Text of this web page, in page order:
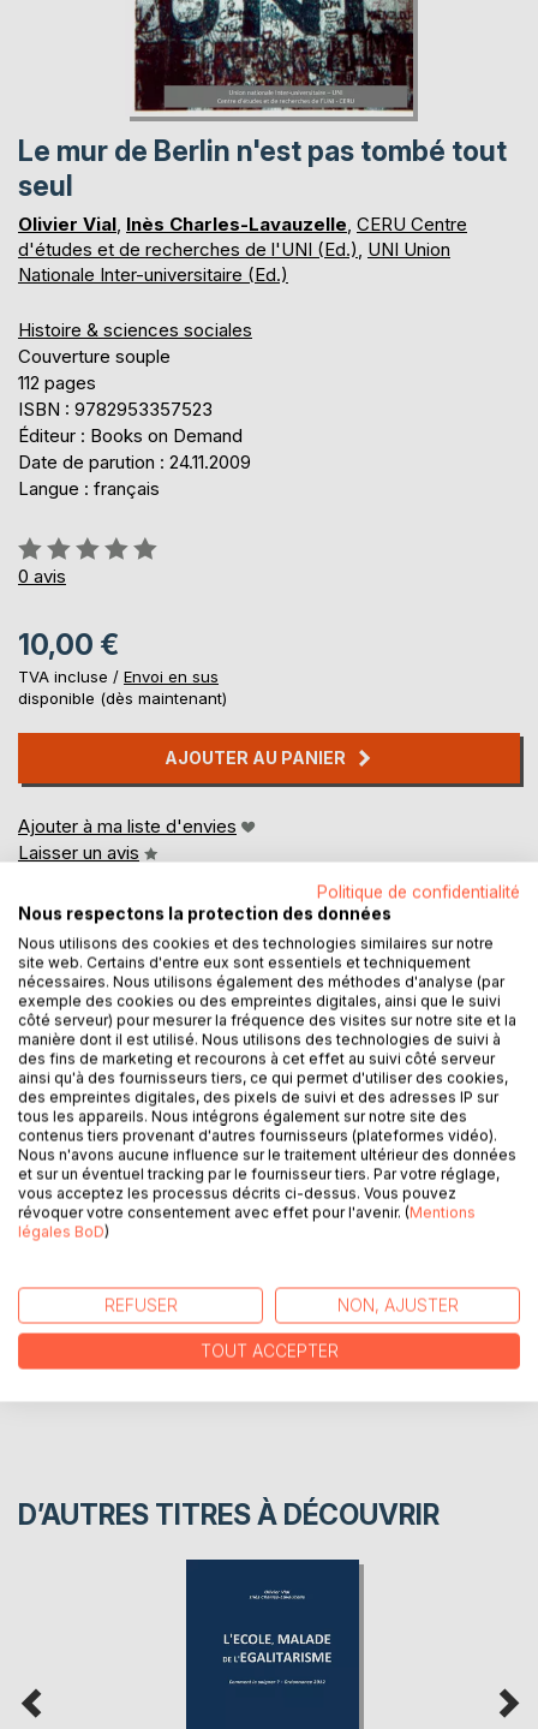
Le mur de Berlin n'est pas tombé tout
seul
Olivier Vial, Inès Charles-Lavauzelle, CERU Centre
d'études et de recherches de l'UNI (Ed.), UNI Union
Nationale Inter-universitaire (Ed.)
Histoire & sciences sociales
Couverture souple
112 pages
ISBN : 9782953357523
Éditeur : Books on Demand
Date de parution : 24.11.2009
Langue : français
Évaluation:
0%
0 avis
10,00 €
TVA incluse / Envoi en sus
disponible (dès maintenant)
AJOUTER AU PANIER
Ajouter à ma liste d'envies
Laisser un avis
DESCRIPTION
Le 9 novembre 1989, le mur de Berlin entraînait dans sa
chute l'ensemble du bloc soviétique. Les militants de l'UNI
ont contribué par leurs actions à cet épilogue.
AUTEUR(S)
CRITIQUES PRESSE
D’AUTRES TITRES À DÉCOUVRIR
Politique de confidentialité
Nous respectons la protection des données
Nous utilisons des cookies et des technologies similaires sur notre
site web. Certains d'entre eux sont essentiels et techniquement
nécessaires. Nous utilisons également des méthodes d'analyse (par
exemple des cookies ou des empreintes digitales, ainsi que le suivi
côté serveur) pour mesurer la fréquence des visites sur notre site et la
manière dont il est utilisé. Nous utilisons des technologies de suivi à
des fins de marketing et recourons à cet effet au suivi côté serveur
ainsi qu'à des fournisseurs tiers, ce qui permet d'utiliser des cookies,
des empreintes digitales, des pixels de suivi et des adresses IP sur
tous les appareils. Nous intégrons également sur notre site des
contenus tiers provenant d'autres fournisseurs (plateformes vidéo).
Nous n'avons aucune influence sur le traitement ultérieur des données
et sur un éventuel tracking par le fournisseur tiers. Par votre réglage,
vous acceptez les processus décrits ci-dessus. Vous pouvez
révoquer votre consentement avec effet pour l'avenir. (Mentions
légales BoD)
REFUSER NON, AJUSTER
TOUT ACCEPTER